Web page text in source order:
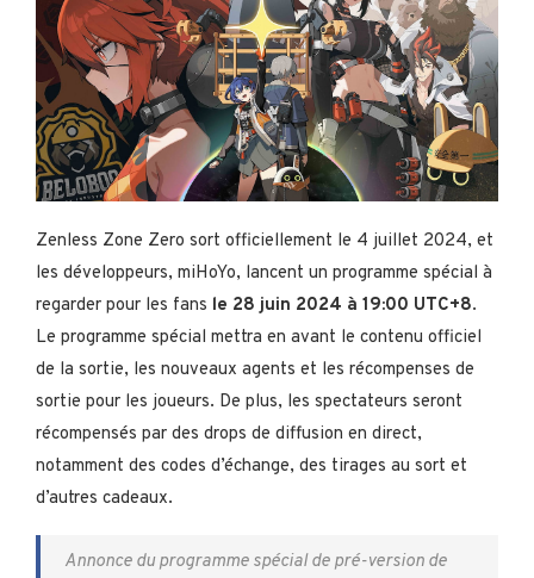
Zenless Zone Zero sort officiellement le 4 juillet 2024, et
les développeurs, miHoYo, lancent un programme spécial à
regarder pour les fans le 28 juin 2024 à 19:00 UTC+8.
Le programme spécial mettra en avant le contenu officiel
de la sortie, les nouveaux agents et les récompenses de
sortie pour les joueurs. De plus, les spectateurs seront
récompensés par des drops de diffusion en direct,
notamment des codes d’échange, des tirages au sort et
d’autres cadeaux.
Annonce du programme spécial de pré-version de